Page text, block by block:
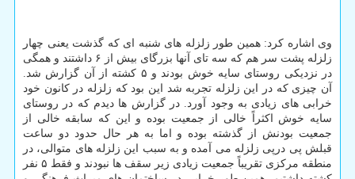
وی اشاره کرد: همین طور زلزله های شنبه ای که گذشت یعنی چهار
زلزله پشت سر هم که سه تای آنها بزرگای بیش از ۶ داشتند و همگی
در نزدیکی روستای سایه خوش بودند و ۵ کشته از آن گزارش شد.
آن چیزی که در این زلزله تجربه شد این بود که زلزله در کانون خود
خرابی های زیادی به وجود آورد. در گزارش ها دیدم که در روستای
سایه خوش اکثراً خالی از جمعیت بوده و این که سابقه خالی از
جمعیت بودنش از گذشته بوده و اما به هر حال حدود دو ساعت
قبلش پی درپی زلزله می آمده و به سبب این زلزله های متوالی، در
منطقه مرکزی تقریباً جمعیت زیادی زیر سقف ها نبودند و فقط ۵ نفر